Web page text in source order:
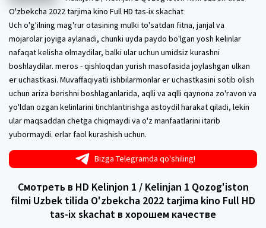
O'zbekcha 2022 tarjima kino Full HD tas-ix skachat
Uch o'g'ilning mag'rur otasining mulki to'satdan fitna, janjal va
mojarolar joyiga aylanadi, chunki uyda paydo bo'lgan yosh kelinlar
nafaqat kelisha olmaydilar, balki ular uchun umidsiz kurashni
boshlaydilar. meros - qishloqdan yurish masofasida joylashgan ulkan
er uchastkasi. Muvaffaqiyatli ishbilarmonlar er uchastkasini sotib olish
uchun ariza berishni boshlaganlarida, aqlli va aqlli qaynona zo'ravon va
yo'ldan ozgan kelinlarini tinchlantirishga astoydil harakat qiladi, lekin
ular maqsaddan chetga chiqmaydi va o'z manfaatlarini itarib
yubormaydi. erlar faol kurashish uchun.
Bizga Telegramda qo'shiling!
Смотреть в HD Kelinjon 1 / Kelinjan 1 Qozog'iston
filmi Uzbek tilida O'zbekcha 2022 tarjima kino Full HD
tas-ix skachat в хорошем качестве